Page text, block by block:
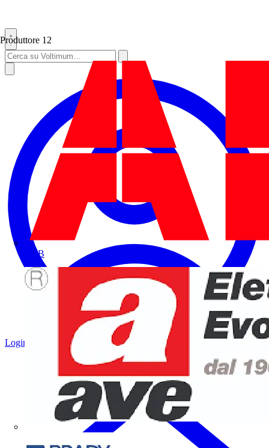
Produttore 12
ABB
Login